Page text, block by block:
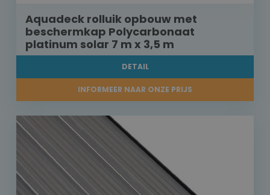
Aquadeck rolluik opbouw met
beschermkap Polycarbonaat
platinum solar 7 m x 3,5 m
DETAIL
INFORMEER NAAR ONZE PRIJS